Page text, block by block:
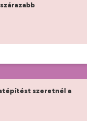
szeretnél a